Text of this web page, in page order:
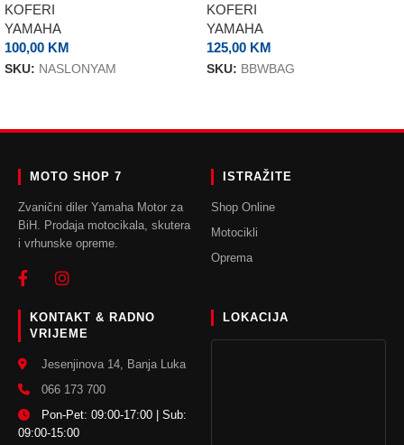
KOFERI
YAMAHA
100,00 KM
SKU: NASLONYAM
KOFERI
YAMAHA
125,00 KM
SKU: BBWBAG
MOTO SHOP 7
Zvanični diler Yamaha Motor za
BiH. Prodaja motocikala, skutera
i vrhunske opreme.
ISTRAŽITE
Shop Online
Motocikli
Oprema
KONTAKT & RADNO
VRIJEME
Jesenjinova 14, Banja Luka
066 173 700
Pon-Pet: 09:00-17:00 | Sub:
09:00-15:00
LOKACIJA